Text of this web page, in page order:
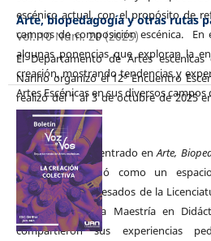
escénico actual, con el propósito de
campos de composición escénica. En
algunas ponencias que exploran la
creación, mostrando tendencias y
Artes Escénicas en sus diversos campos
Arte, biopedagogía y otras rutas
Vol. 10 Núm. 20 (2025)
El Departamento de Artes
Nariño organizó el 12º Encuentro
realizó del 1 al 3 de octubre de 2025
Colombia.
Este encuentro centrado enArte,
Paz,se consolidó como un
estudiantes y egresados de la
estudiantes de la Maestría en
compartieron sus experiencias